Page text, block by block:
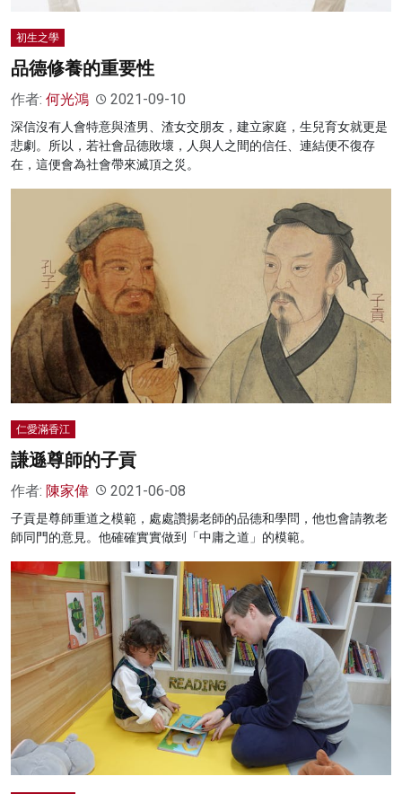
初生之學
品德修養的重要性
作者: 何光鴻 2021-09-10
深信沒有人會特意與渣男、渣女交朋友，建立家庭，生兒育女就更是
悲劇。所以，若社會品德敗壞，人與人之間的信任、連結便不復存
在，這便會為社會帶來滅頂之災。
仁愛滿香江
謙遜尊師的子貢
作者: 陳家偉 2021-06-08
子貢是尊師重道之模範，處處讚揚老師的品德和學問，他也會請教老
師同門的意見。他確確實實做到「中庸之道」的模範。